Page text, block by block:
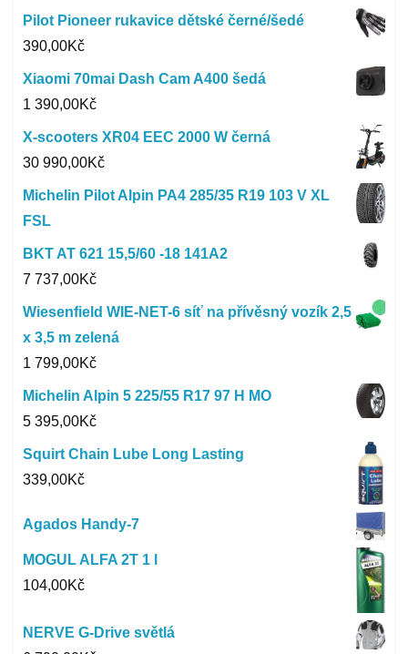
Pilot Pioneer rukavice dětské černé/šedé
390,00Kč
Xiaomi 70mai Dash Cam A400 šedá
1 390,00Kč
X-scooters XR04 EEC 2000 W černá
30 990,00Kč
Michelin Pilot Alpin PA4 285/35 R19 103 V XL
FSL
BKT AT 621 15,5/60 -18 141A2
7 737,00Kč
Wiesenfield WIE-NET-6 síť na přívěsný vozík 2,5
x 3,5 m zelená
1 799,00Kč
Michelin Alpin 5 225/55 R17 97 H MO
5 395,00Kč
Squirt Chain Lube Long Lasting
339,00Kč
Agados Handy-7
MOGUL ALFA 2T 1 l
104,00Kč
NERVE G-Drive světlá